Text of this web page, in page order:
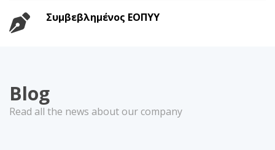
Συμβεβλημένος ΕΟΠΥΥ
Blog
Read all the news about our company